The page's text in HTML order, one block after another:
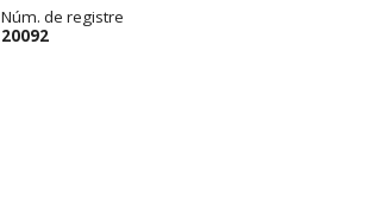
Núm. de registre
20092